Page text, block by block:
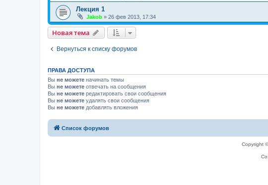
Лекция 1
Jakob » 26 фев 2013, 17:34
Новая тема
Вернуться к списку форумов
ПРАВА ДОСТУПА
Вы не можете начинать темы
Вы не можете отвечать на сообщения
Вы не можете редактировать свои сообщения
Вы не можете удалять свои сообщения
Вы не можете добавлять вложения
Список форумов
Copyright